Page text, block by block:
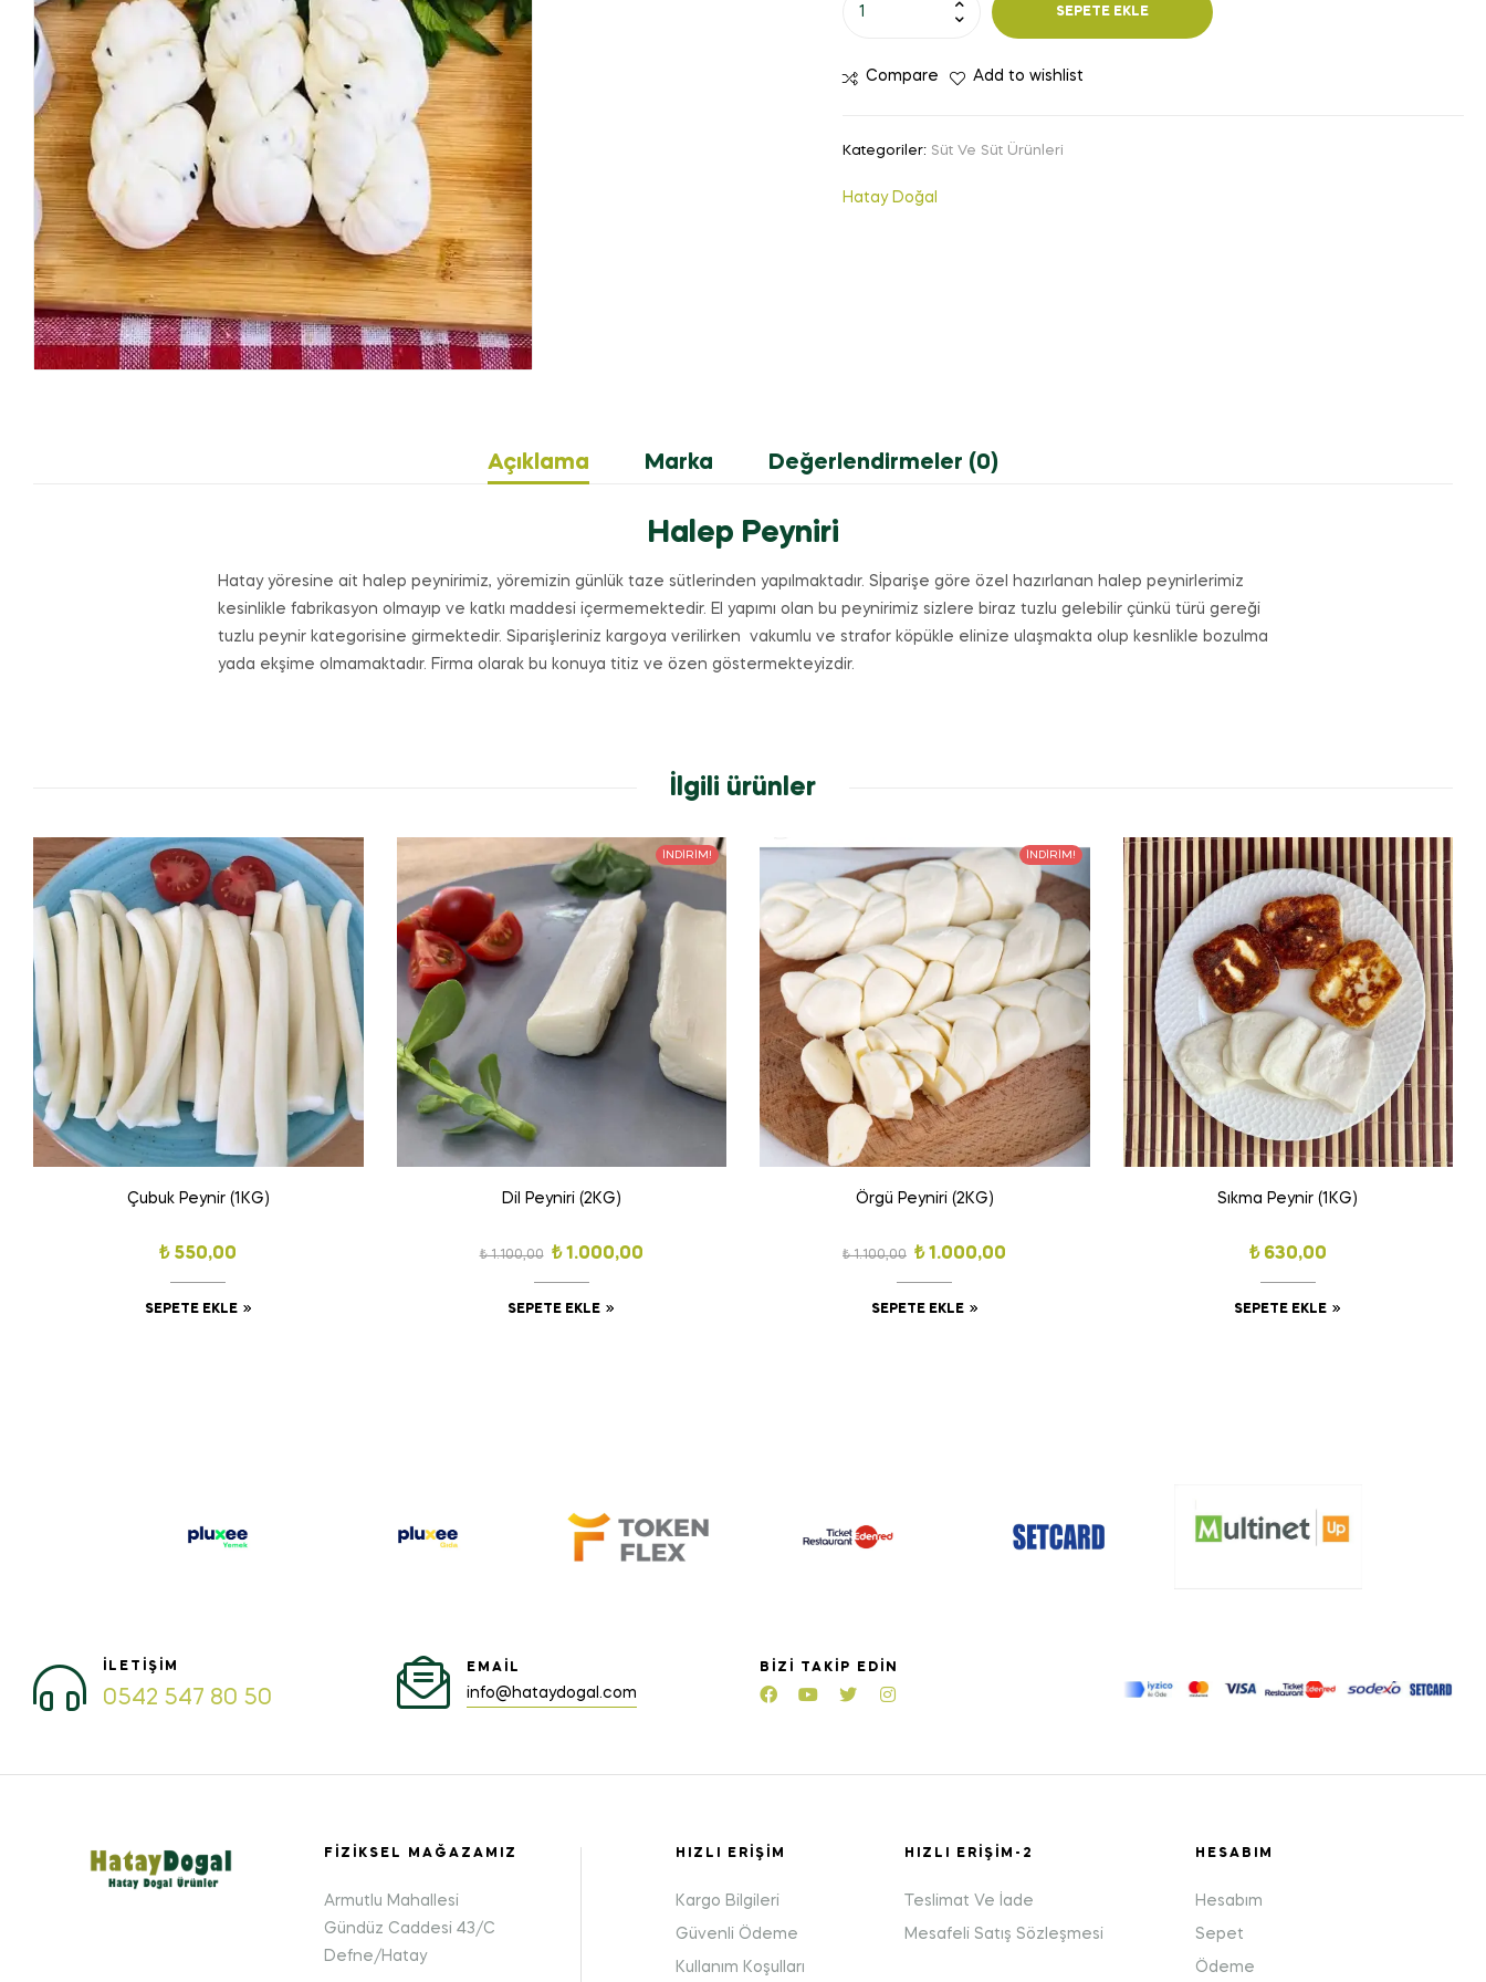
SEPETE EKLE
Compare Add to wishlist
Kategoriler: Süt Ve Süt Ürünleri
Hatay Doğal
Açıklama Marka Değerlendirmeler (0)
Halep Peyniri
Hatay yöresine ait halep peynirimiz, yöremizin günlük taze sütlerinden yapılmaktadır. Sİparişe göre özel hazırlanan halep peynirlerimiz
kesinlikle fabrikasyon olmayıp ve katkı maddesi içermemektedir. El yapımı olan bu peynirimiz sizlere biraz tuzlu gelebilir çünkü türü gereği
tuzlu peynir kategorisine girmektedir. Siparişleriniz kargoya verilirken vakumlu ve strafor köpükle elinize ulaşmakta olup kesnlikle bozulma
yada ekşime olmamaktadır. Firma olarak bu konuya titiz ve özen göstermekteyizdir.
İlgili ürünler
Çubuk Peynir (1KG)
₺550,00
SEPETE EKLE
İNDIRIM!
Dil Peyniri (2KG)
₺1.100,00 ₺1.000,00
SEPETE EKLE
İNDIRIM!
Örgü Peyniri (2KG)
₺1.100,00 ₺1.000,00
SEPETE EKLE
Sıkma Peynir (1KG)
₺630,00
SEPETE EKLE
İLETIŞIM
0542 547 80 50
EMAIL
info@hataydogal.com
BIZI TAKIP EDIN
FIZIKSEL MAĞAZAMIZ
Armutlu Mahallesi
Gündüz Caddesi 43/C
Defne/Hatay
HIZLI ERIŞIM
Kargo Bilgileri
Güvenli Ödeme
Kullanım Koşulları
HIZLI ERIŞIM-2
Teslimat Ve İade
Mesafeli Satış Sözleşmesi
HESABIM
Hesabım
Sepet
Ödeme